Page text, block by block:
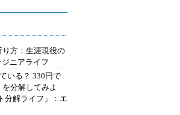
方：生涯現役の
ニアライフ
いる？ 330円で
分解してみよ
分解ライフ」：エ